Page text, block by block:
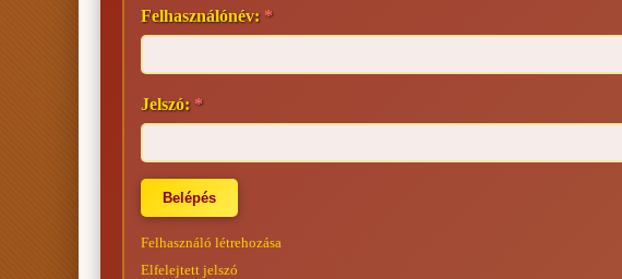
Felhasználónév: *
Jelszó: *
Felhasználó létrehozása
Elfelejtett jelszó